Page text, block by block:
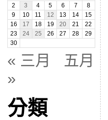
2
3 4 5 6 7
8
9
10 11 12 13 14
15
16
17 18 19 20 21
22
23
24 25 26 27 28
29
30
« 三月
五月
»
分類